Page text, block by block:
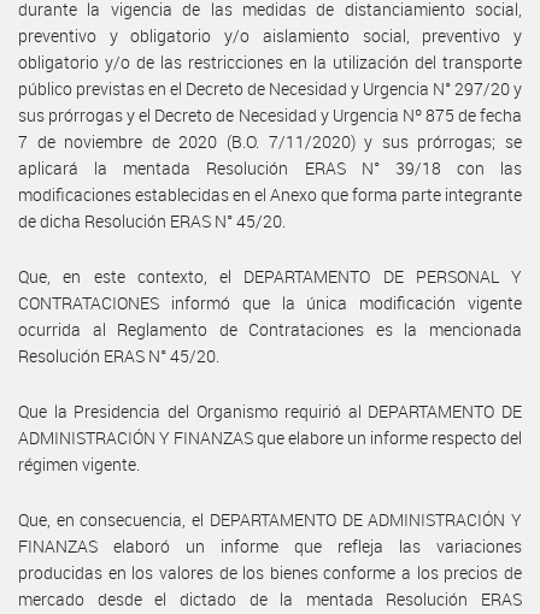
durante la vigencia de las medidas de distanciamiento social,
preventivo y obligatorio y/o aislamiento social, preventivo y
obligatorio y/o de las restricciones en la utilización del transporte
público previstas en el Decreto de Necesidad y Urgencia N° 297/20 y
sus prórrogas y el Decreto de Necesidad y Urgencia Nº 875 de fecha
7 de noviembre de 2020 (B.O. 7/11/2020) y sus prórrogas; se
aplicará la mentada Resolución ERAS N° 39/18 con las
modificaciones establecidas en el Anexo que forma parte integrante
de dicha Resolución ERAS N° 45/20.
Que, en este contexto, el DEPARTAMENTO DE PERSONAL Y
CONTRATACIONES informó que la única modificación vigente
ocurrida al Reglamento de Contrataciones es la mencionada
Resolución ERAS N° 45/20.
Que la Presidencia del Organismo requirió al DEPARTAMENTO DE
ADMINISTRACIÓN Y FINANZAS que elabore un informe respecto del
régimen vigente.
Que, en consecuencia, el DEPARTAMENTO DE ADMINISTRACIÓN Y
FINANZAS elaboró un informe que refleja las variaciones
producidas en los valores de los bienes conforme a los precios de
mercado desde el dictado de la mentada Resolución ERAS